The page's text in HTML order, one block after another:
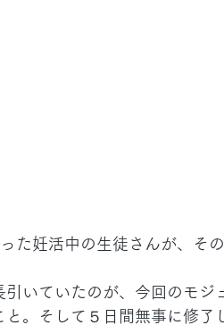
た妊活中の生徒さんが、そ
いていたのが、今回のモジ
。そして５日間無事に修了